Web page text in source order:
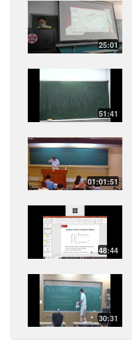
25:01
51:41
01:01:51
48:44
30:31